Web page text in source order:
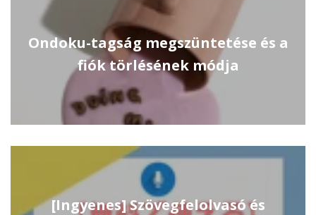
Ondoku-tagság megszüntetése és a
fiók törlésének módja
[Ingyenes] Szövegfelolvasó és